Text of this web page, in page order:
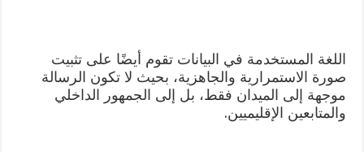
اللغة المستخدمة في البيانات تقوم أيضًا على تثبيت
صورة الاستمرارية والجاهزية، بحيث لا تكون الرسالة
موجهة إلى الميدان فقط، بل إلى الجمهور الداخلي
والمتابعين الإقليميين.